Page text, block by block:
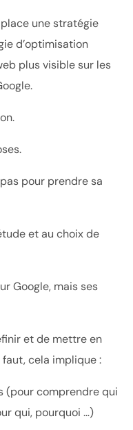
une stratégie
d’optimisation
plus visible sur les
pour prendre sa
et au choix de
Google, mais ses
et de mettre en
faut, cela implique :
(pour comprendre qui
qui, pourquoi …)